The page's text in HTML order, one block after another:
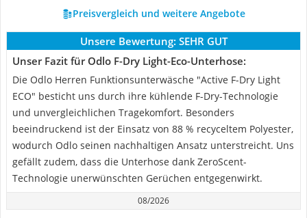
Preisvergleich und weitere Angebote
Unsere Bewertung: SEHR GUT
Unser Fazit für Odlo F-Dry Light-Eco-Unterhose:
Die Odlo Herren Funktionsunterwäsche "Active F-Dry Light
ECO" besticht uns durch ihre kühlende F-Dry-Technologie
und unvergleichlichen Tragekomfort. Besonders
beeindruckend ist der Einsatz von 88 % recyceltem Polyester,
wodurch Odlo seinen nachhaltigen Ansatz unterstreicht. Uns
gefällt zudem, dass die Unterhose dank ZeroScent-
Technologie unerwünschten Gerüchen entgegenwirkt.
08/2026